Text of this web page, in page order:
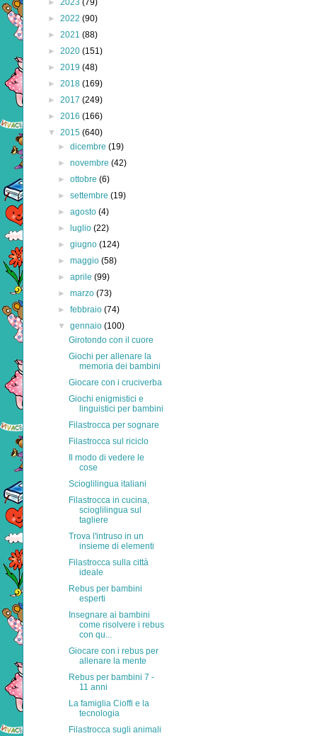
► 2023 (79)
► 2022 (90)
► 2021 (88)
► 2020 (151)
► 2019 (48)
► 2018 (169)
► 2017 (249)
► 2016 (166)
▼ 2015 (640)
►dicembre(19)
►novembre(42)
►ottobre(6)
►settembre(19)
►agosto(4)
►
luglio(22)
►giugno(124)
►maggio(58)
►aprile(99)
►marzo(73)
►febbraio(74)
▼gennaio(100)
Girotondo con il cuore
Giochi per allenare la
memoria dei bambini
Giocare con i cruciverba
Giochi enigmistici e
linguistici per bambini
Filastrocca per sognare
Filastrocca sul riciclo
Il modo di vedere le
cose
Scioglilingua italiani
Filastrocca in cucina,
scioglilingua sul
tagliere
Trova l'intruso in un
insieme di elementi
Filastrocca sulla città
ideale
Rebus per bambini
esperti
Insegnare ai bambini
come risolvere i rebus
con qu...
Giocare con i rebus per
allenare la mente
Rebus per bambini 7 -
11 anni
La famiglia Cioffi e la
tecnologia
Filastrocca sugli animali